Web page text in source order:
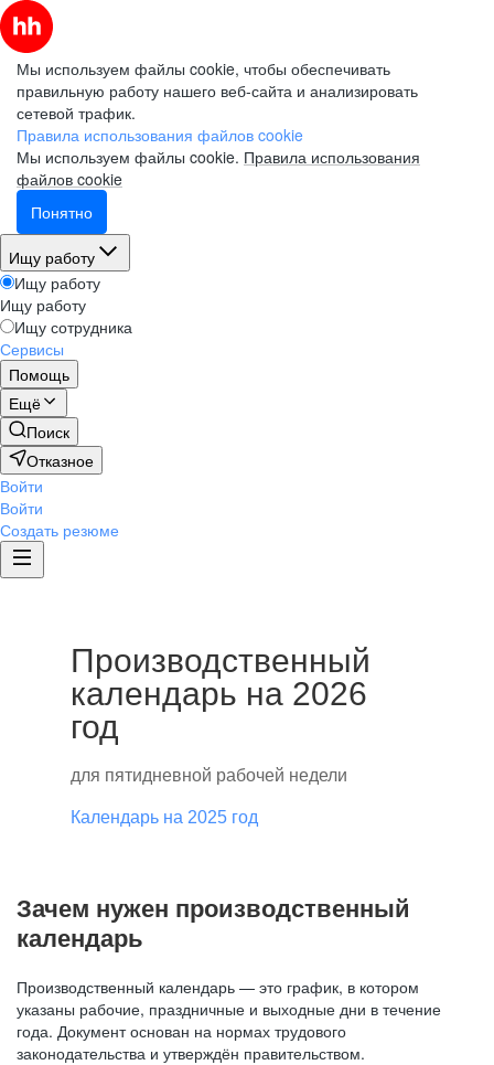
Мы используем файлы cookie, чтобы обеспечивать
правильную работу нашего веб-сайта и анализировать
сетевой трафик.
Правила использования файлов cookie
Мы используем файлы cookie. Правила использования
файлов cookie
Понятно
Ищу работу
Ищу работу
Ищу работу
Ищу сотрудника
Сервисы
Помощь
Ещё
Поиск
Отказное
Войти
Войти
Создать резюме
Производственный
календарь на 2026
год
для пятидневной рабочей недели
Календарь на 2025 год
Зачем нужен производственный
календарь
Производственный календарь — это график, в котором
указаны рабочие, праздничные и выходные дни в течение
года. Документ основан на нормах трудового
законодательства и утверждён правительством.